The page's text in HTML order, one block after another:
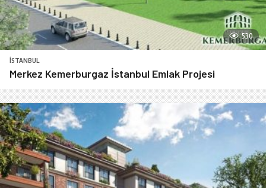
530
İSTANBUL
Merkez Kemerburgaz İstanbul Emlak Projesi